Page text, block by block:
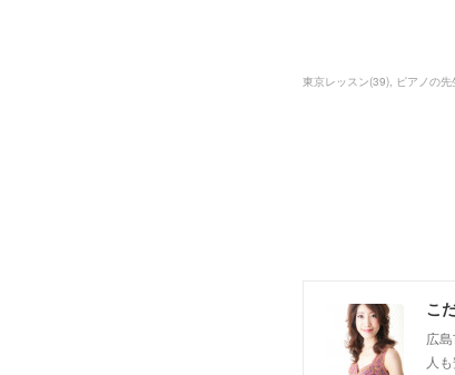
東京レッスン(39) ピアノの先
こ
広
人